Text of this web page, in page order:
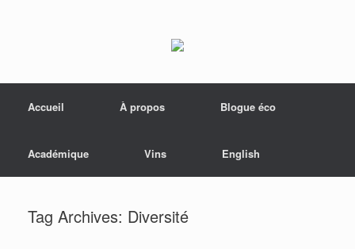
Accueil
À propos Blogue éco
Académique Vins English
Tag Archives: Diversité